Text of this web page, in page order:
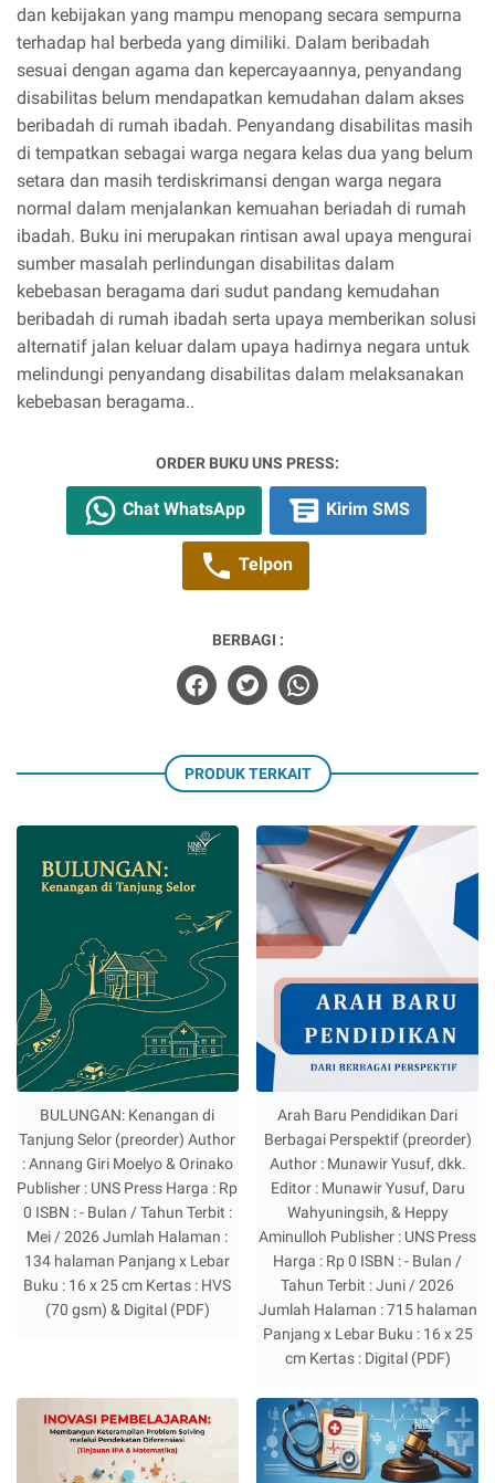
dan kebijakan yang mampu menopang secara sempurna
terhadap hal berbeda yang dimiliki. Dalam beribadah
sesuai dengan agama dan kepercayaannya, penyandang
disabilitas belum mendapatkan kemudahan dalam akses
beribadah di rumah ibadah. Penyandang disabilitas masih
di tempatkan sebagai warga negara kelas dua yang belum
setara dan masih terdiskrimansi dengan warga negara
normal dalam menjalankan kemuahan beriadah di rumah
ibadah. Buku ini merupakan rintisan awal upaya mengurai
sumber masalah perlindungan disabilitas dalam
kebebasan beragama dari sudut pandang kemudahan
beribadah di rumah ibadah serta upaya memberikan solusi
alternatif jalan keluar dalam upaya hadirnya negara untuk
melindungi penyandang disabilitas dalam melaksanakan
kebebasan beragama..
ORDER BUKU UNS PRESS:
Chat WhatsApp Kirim SMS
Telpon
BERBAGI :
PRODUK TERKAIT
BULUNGAN: Kenangan di
Tanjung Selor (preorder) Author
: Annang Giri Moelyo & Orinako
Publisher : UNS Press Harga : Rp
0 ISBN : - Bulan / Tahun Terbit :
Mei / 2026 Jumlah Halaman :
134 halaman Panjang x Lebar
Buku : 16 x 25 cm Kertas : HVS
(70 gsm) & Digital (PDF)
Arah Baru Pendidikan Dari
Berbagai Perspektif (preorder)
Author : Munawir Yusuf, dkk.
Editor : Munawir Yusuf, Daru
Wahyuningsih, & Heppy
Aminulloh Publisher : UNS Press
Harga : Rp 0 ISBN : - Bulan /
Tahun Terbit : Juni / 2026
Jumlah Halaman : 715 halaman
Panjang x Lebar Buku : 16 x 25
cm Kertas : Digital (PDF)